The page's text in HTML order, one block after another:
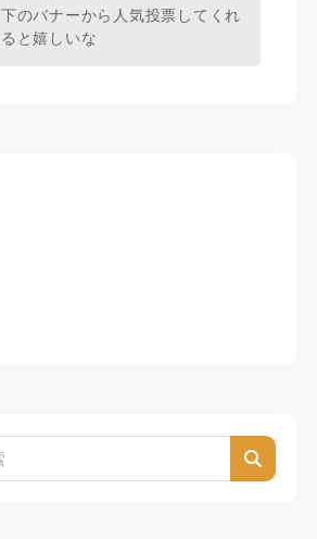
下のバナーから人気投票してくれ
ると嬉しいな